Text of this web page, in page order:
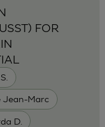
Jean-Marc
D.
FOR